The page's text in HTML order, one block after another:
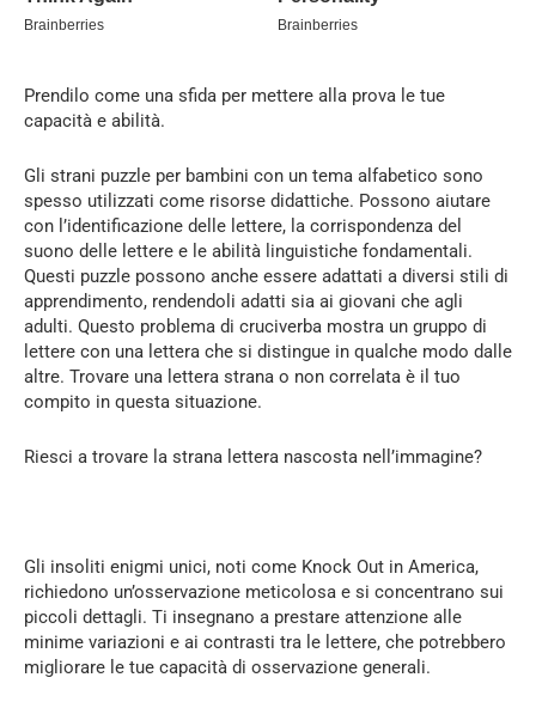
Prendilo come una sfida per mettere alla prova le tue
capacità e abilità.
Gli strani puzzle per bambini con un tema alfabetico sono
spesso utilizzati come risorse didattiche. Possono aiutare
con l’identificazione delle lettere, la corrispondenza del
suono delle lettere e le abilità linguistiche fondamentali.
Questi puzzle possono anche essere adattati a diversi stili di
apprendimento, rendendoli adatti sia ai giovani che agli
adulti. Questo problema di cruciverba mostra un gruppo di
lettere con una lettera che si distingue in qualche modo dalle
altre. Trovare una lettera strana o non correlata è il tuo
compito in questa situazione.
Riesci a trovare la strana lettera nascosta nell’immagine?
Gli insoliti enigmi unici, noti come Knock Out in America,
richiedono un’osservazione meticolosa e si concentrano sui
piccoli dettagli. Ti insegnano a prestare attenzione alle
minime variazioni e ai contrasti tra le lettere, che potrebbero
migliorare le tue capacità di osservazione generali.